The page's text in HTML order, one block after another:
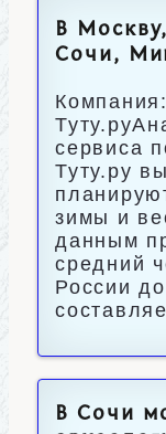
В
Сочи,
Компания:
сервиса
Туту.ру
зимы и
данным
средний
России
В Сочи